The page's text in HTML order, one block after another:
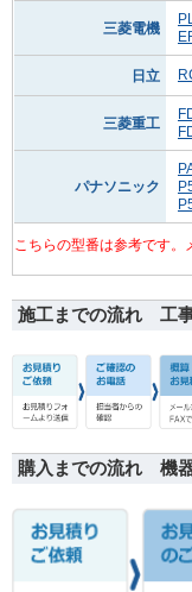
三菱電機
日立
三菱重工
パナソニック
こちらの型番は参考です。
施工までの流れ 工
購入までの流れ 機